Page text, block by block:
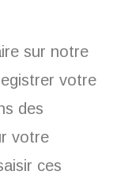
sur notre
votre
des
votre
ces